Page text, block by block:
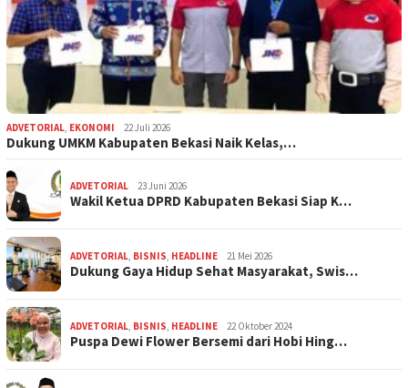
ADVETORIAL EKONOMI 22 Juli 2026
Dukung UMKM Kabupaten Bekasi Naik Kelas,…
ADVETORIAL 23 Juni 2026
Wakil Ketua DPRD Kabupaten Bekasi Siap K…
ADVETORIAL BISNIS HEADLINE 21 Mei 2026
Dukung Gaya Hidup Sehat Masyarakat, Swis…
ADVETORIAL BISNIS HEADLINE 22 Oktober 2024
Puspa Dewi Flower Bersemi dari Hobi Hing…